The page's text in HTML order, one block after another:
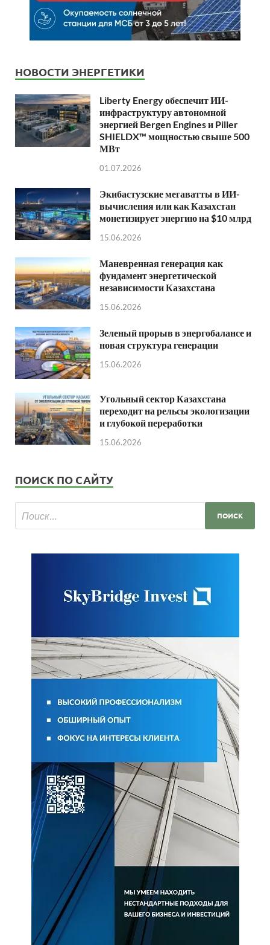
НОВОСТИ ЭНЕРГЕТИКИ
Liberty Energy обеспечит ИИ-
инфраструктуру автономной
энергией Bergen Engines и Piller
SHIELDX™ мощностью свыше 500
МВт
01.07.2026
Экибастузские мегаватты в ИИ-
вычисления или как Казахстан
монетизирует энергию на $10 млрд
15.06.2026
Маневренная генерация как
фундамент энергетической
независимости Казахстана
15.06.2026
Зеленый прорыв в энергобалансе и
новая структура генерации
15.06.2026
Угольный сектор Казахстана
переходит на рельсы экологизации
и глубокой переработки
15.06.2026
ПОИСК ПО САЙТУ